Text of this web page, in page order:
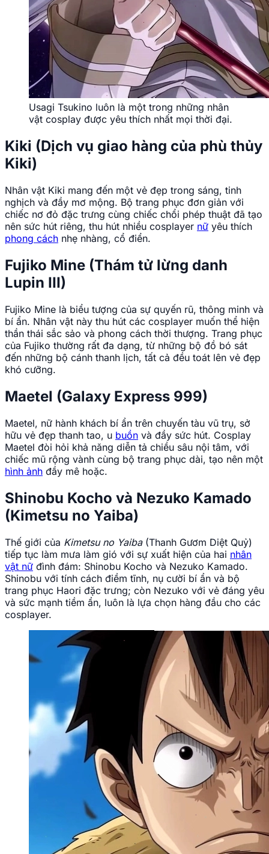
Usagi Tsukino luôn là một trong những nhân
vật cosplay được yêu thích nhất mọi thời đại.
Kiki (Dịch vụ giao hàng của phù thủy
Kiki)
Nhân vật Kiki mang đến một vẻ đẹp trong sáng, tinh
nghịch và đầy mơ mộng. Bộ trang phục đơn giản với
chiếc nơ đỏ đặc trưng cùng chiếc chổi phép thuật đã tạo
nên sức hút riêng, thu hút nhiều cosplayer nữ yêu thích
phong cách nhẹ nhàng, cổ điển.
Fujiko Mine (Thám tử lừng danh
Lupin III)
Fujiko Mine là biểu tượng của sự quyến rũ, thông minh và
bí ẩn. Nhân vật này thu hút các cosplayer muốn thể hiện
thần thái sắc sảo và phong cách thời thượng. Trang phục
của Fujiko thường rất đa dạng, từ những bộ đồ bó sát
đến những bộ cánh thanh lịch, tất cả đều toát lên vẻ đẹp
khó cưỡng.
Maetel (Galaxy Express 999)
Maetel, nữ hành khách bí ẩn trên chuyến tàu vũ trụ, sở
hữu vẻ đẹp thanh tao, u buồn và đầy sức hút. Cosplay
Maetel đòi hỏi khả năng diễn tả chiều sâu nội tâm, với
chiếc mũ rộng vành cùng bộ trang phục dài, tạo nên một
hình ảnh đầy mê hoặc.
Shinobu Kocho và Nezuko Kamado
(Kimetsu no Yaiba)
Thế giới của Kimetsu no Yaiba(Thanh Gươm Diệt Quỷ)
tiếp tục làm mưa làm gió với sự xuất hiện của hai nhân
vật nữ đình đám: Shinobu Kocho và Nezuko Kamado.
Shinobu với tính cách điềm tĩnh, nụ cười bí ẩn và bộ
trang phục Haori đặc trưng; còn Nezuko với vẻ đáng yêu
và sức mạnh tiềm ẩn, luôn là lựa chọn hàng đầu cho các
cosplayer.